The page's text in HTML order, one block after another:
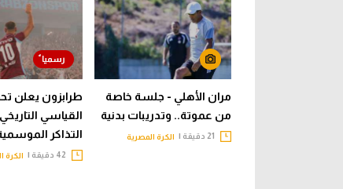
مران الأهلي - جلسة خاصة
من عموتة.. وتدريبات بدنية
الكرة المصرية
طرابزون يعلن
القياسي
التذاكر
الكرة